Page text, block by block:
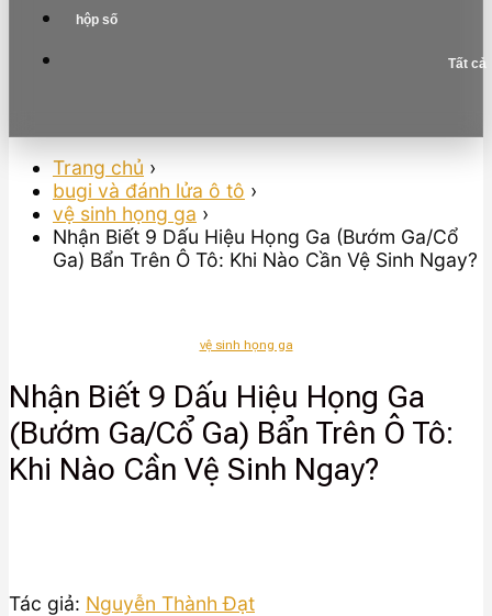
hộp số
Tất cả
Trang chủ ›
bugi và đánh lửa ô tô ›
vệ sinh họng ga ›
Nhận Biết 9 Dấu Hiệu Họng Ga (Bướm Ga/Cổ
Ga) Bẩn Trên Ô Tô: Khi Nào Cần Vệ Sinh Ngay?
vệ sinh họng ga
Nhận Biết 9 Dấu Hiệu Họng Ga
(Bướm Ga/Cổ Ga) Bẩn Trên Ô Tô:
Khi Nào Cần Vệ Sinh Ngay?
Tác giả: Nguyễn Thành Đạt